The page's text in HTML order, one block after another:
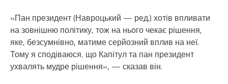
«Пан президент (Навроцький — ред.) хотів впливати
на зовнішню політику, тож на нього чекає рішення,
яке, безсумнівно, матиме серйозний вплив на неї.
Тому я сподіваюся, що Капітул та пан президент
ухвалять мудре рішення», — сказав він.